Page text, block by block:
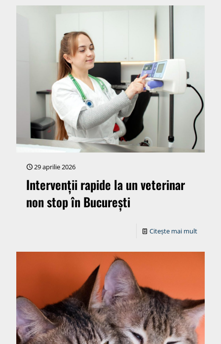
29 aprilie 2026
Intervenții rapide la un veterinar
non stop în București
Citește mai mult